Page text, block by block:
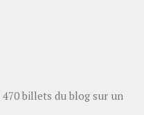
470billets du blog sur un